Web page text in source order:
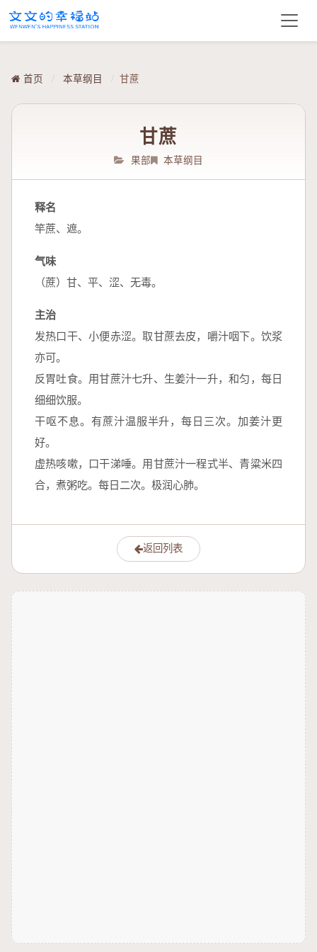
首页 / 本草纲目 / 甘蔗
甘蔗
果部 本草纲目
释名
竿蔗、遮。
气味
（蔗）甘、平、涩、无毒。
主治
发热口干、小便赤涩。取甘蔗去皮，嚼汁咽下。饮浆
亦可。
反胃吐食。用甘蔗汁七升、生姜汁一升，和匀，每日
细细饮服。
干呕不息。有蔗汁温服半升，每日三次。加姜汁更
好。
虚热咳嗽，口干涕唾。用甘蔗汁一程式半、青粱米四
合，煮粥吃。每日二次。极润心肺。
返回列表